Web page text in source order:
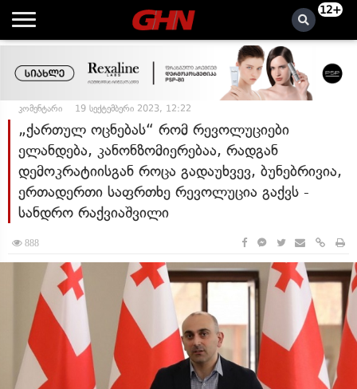
12+
კომენტარი 19 სექტემბერი 2023, 12:22
„ქართულ ოცნებას“ რომ რევოლუციები
ელანდება, კანონზომიერებაა, რადგან
დემოკრატიისგან როცა გადაუხვევ, ბუნებრივია,
ერთადერთი საფრთხე რევოლუცია გაქვს -
სანდრო რაქვიაშვილი
888